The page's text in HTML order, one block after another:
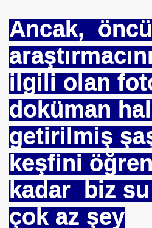
Ancak,
ilgili olan
doküman
getirilmiş
keşfini
kadar biz su
çok az şey
TARİHİ MÜZESİ